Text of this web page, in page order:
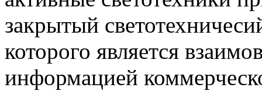
закрытый
которого является
информацией